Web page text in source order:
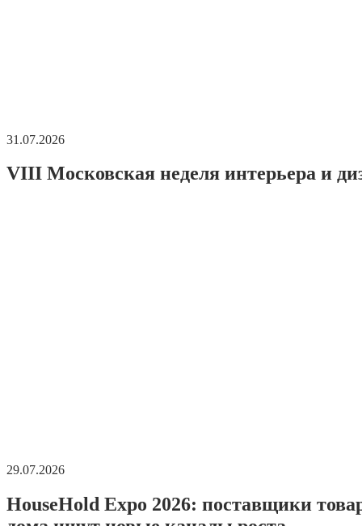
31.07.2026
VIII Московская неделя интерьера и
29.07.2026
HouseHold Expo 2026: поставщики